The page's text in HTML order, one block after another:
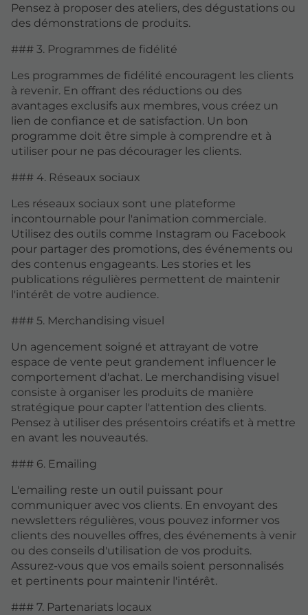
Pensez à proposer des ateliers, des dégustations ou
des démonstrations de produits.
### 3. Programmes de fidélité
Les programmes de fidélité encouragent les clients
à revenir. En offrant des réductions ou des
avantages exclusifs aux membres, vous créez un
lien de confiance et de satisfaction. Un bon
programme doit être simple à comprendre et à
utiliser pour ne pas décourager les clients.
### 4. Réseaux sociaux
Les réseaux sociaux sont une plateforme
incontournable pour l'animation commerciale.
Utilisez des outils comme Instagram ou Facebook
pour partager des promotions, des événements ou
des contenus engageants. Les stories et les
publications régulières permettent de maintenir
l'intérêt de votre audience.
### 5. Merchandising visuel
Un agencement soigné et attrayant de votre
espace de vente peut grandement influencer le
comportement d'achat. Le merchandising visuel
consiste à organiser les produits de manière
stratégique pour capter l'attention des clients.
Pensez à utiliser des présentoirs créatifs et à mettre
en avant les nouveautés.
### 6. Emailing
L'emailing reste un outil puissant pour
communiquer avec vos clients. En envoyant des
newsletters régulières, vous pouvez informer vos
clients des nouvelles offres, des événements à venir
ou des conseils d'utilisation de vos produits.
Assurez-vous que vos emails soient personnalisés
et pertinents pour maintenir l'intérêt.
### 7. Partenariats locaux